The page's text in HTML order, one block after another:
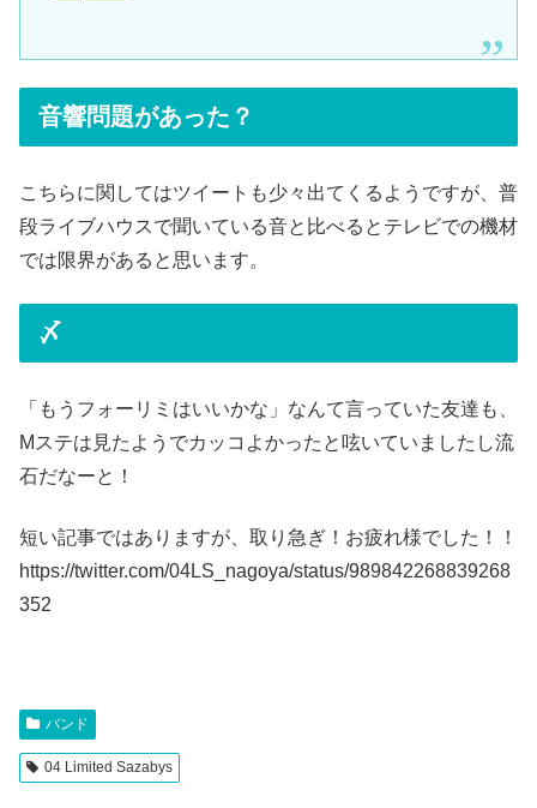
音響問題があった？
こちらに関してはツイートも少々出てくるようですが、普
段ライブハウスで聞いている音と比べるとテレビでの機材
では限界があると思います。
〆
「もうフォーリミはいいかな」なんて言っていた友達も、
Mステは見たようでカッコよかったと呟いていましたし流
石だなーと！
短い記事ではありますが、取り急ぎ！お疲れ様でした！！
https://twitter.com/04LS_nagoya/status/989842268839268
352
バンド
04 Limited Sazabys